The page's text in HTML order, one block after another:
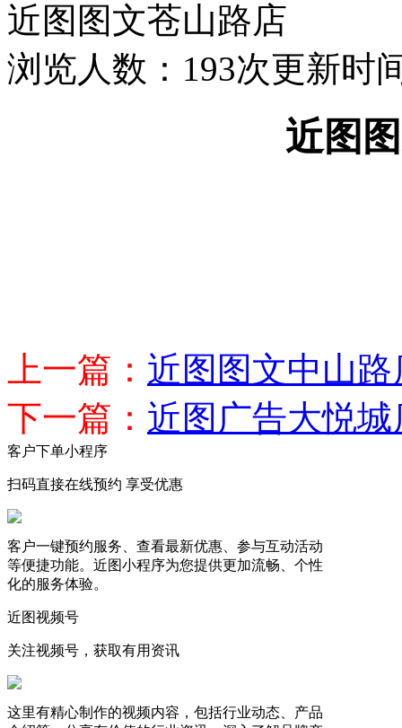
近图图文苍山路店
浏览人数： 193次更新时
近图
上一篇： 近图图文中山路
下一篇： 近图广告大悦城
客户下单小程序
扫码直接在线预约 享受优惠
客户一键预约服务、查看最新优惠、参与互动活动
等便捷功能。近图小程序为您提供更加流畅、个性
化的服务体验。
近图视频号
关注视频号，获取有用资讯
这里有精心制作的视频内容，包括行业动态、产品